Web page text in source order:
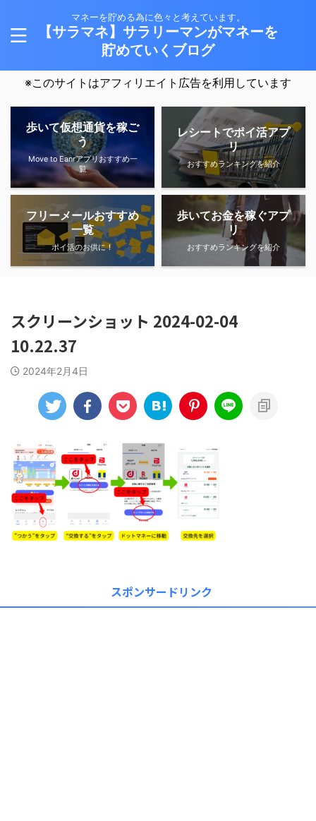
マネーを貯める為に色々と考えています。
【サラマネ】サラリーマンがマネーを
貯めていくブログ
※このサイトはアフィリエイト広告を利用しています
歩いて仮想通貨を稼ご
う
Move to Eanrアプリおすすめ一
覧
レシートでポイ活アプ
リ
おすすめランキングを紹介
フリーメールおすすめ
一覧
ポイ活のお供に！
歩いてお金を稼ぐアプ
リ
おすすめランキングを紹介
スクリーンショット 2024-02-04
10.22.37
2024年2月4日
スポンサードリンク